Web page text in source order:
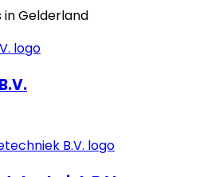
inGelderland